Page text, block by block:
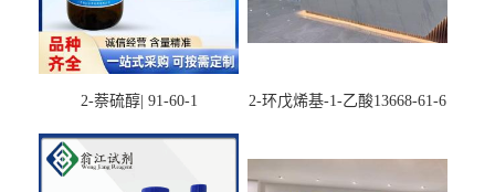
2-萘硫醇| 91-60-1 2-环戊烯基-1-乙酸13668-61-6